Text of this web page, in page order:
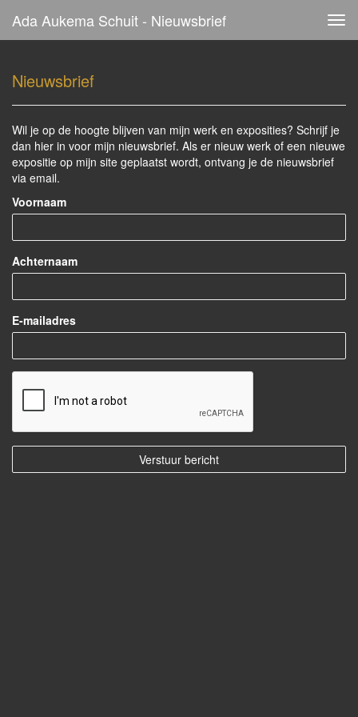
Ada Aukema Schuit - Nieuwsbrief
Nieuwsbrief
Wil je op de hoogte blijven van mijn werk en exposities? Schrijf je
dan hier in voor mijn nieuwsbrief. Als er nieuw werk of een nieuwe
expositie op mijn site geplaatst wordt, ontvang je de nieuwsbrief
via email.
Voornaam
Achternaam
E-mailadres